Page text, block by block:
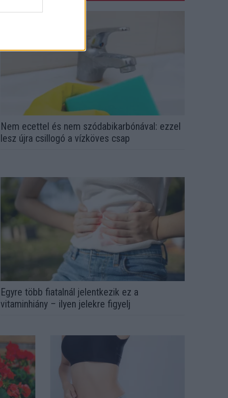
Nem ecettel és nem szódabikarbónával: ezzel
lesz újra csillogó a vízköves csap
Egyre több fiatalnál jelentkezik ez a
vitaminhiány – ilyen jelekre figyelj